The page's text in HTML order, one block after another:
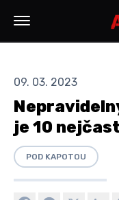
09. 03. 2023
je 10
POD KAPOTOU